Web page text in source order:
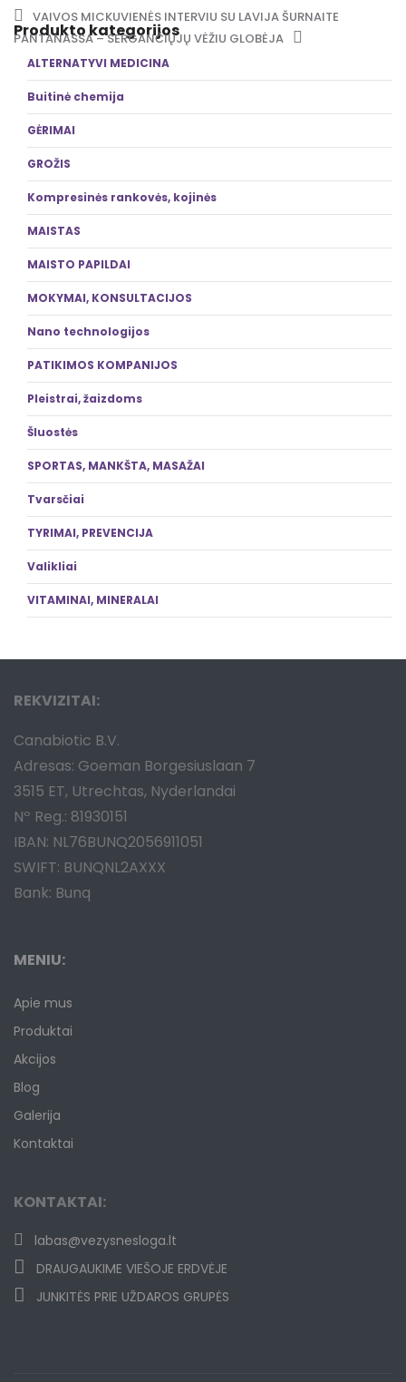
Produkto kategorijos
ALTERNATYVI MEDICINA
Buitinė chemija
GĖRIMAI
GROŽIS
Kompresinės rankovės, kojinės
MAISTAS
MAISTO PAPILDAI
MOKYMAI, KONSULTACIJOS
Nano technologijos
PATIKIMOS KOMPANIJOS
Pleistrai, žaizdoms
Šluostės
SPORTAS, MANKŠTA, MASAŽAI
Tvarsčiai
TYRIMAI, PREVENCIJA
Valikliai
VITAMINAI, MINERALAI
Post navigation
VAIVOS MICKUVIENĖS INTERVIU SU LAVIJA ŠURNAITE
PANTANASSA – SERGANČIŲJŲ VĖŽIU GLOBĖJA
REKVIZITAI:
Canabiotic B.V.
Adresas: Goeman Borgesiuslaan 7
3515 ET, Utrechtas, Nyderlandai
Nº Reg.: 81930151
IBAN: NL76BUNQ2056911051
SWIFT: BUNQNL2AXXX
Bank: Bunq
MENIU:
Apie mus
Produktai
Akcijos
Blog
Galerija
Kontaktai
KONTAKTAI:
labas@vezysnesloga.lt
DRAUGAUKIME VIEŠOJE ERDVĖJE
JUNKITĖS PRIE UŽDAROS GRUPĖS